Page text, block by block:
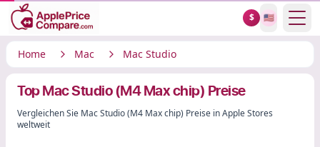
$ 🇺🇸
Home Mac Mac Studio
Top Mac Studio (M4 Max chip) Preise
Vergleichen Sie Mac Studio (M4 Max chip) Preise in Apple Stores
weltweit